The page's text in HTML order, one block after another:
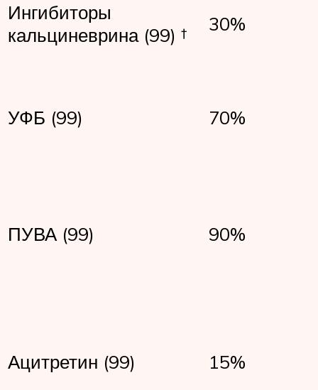
Ингибиторы
кальциневрина (99) †
30%
УФБ (99) 70%
ПУВА (99) 90%
Ацитретин (99) 15%